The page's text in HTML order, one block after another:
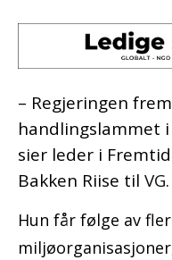
– Regjeringen
handlingslammet
sier leder i
Bakken Riise til VG.
Hun får følge av